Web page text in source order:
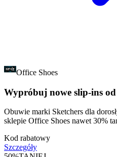
Office Shoes
Wypróbuj nowe slip-ins
Obuwie marki Sketchers dla
sklepie Office Shoes nawet 30%
Kod rabatowy
Szczegóły